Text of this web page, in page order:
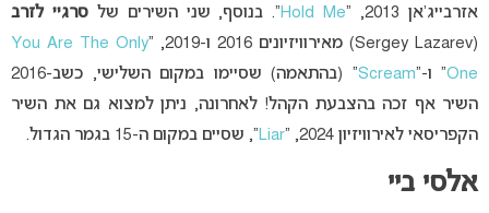
אזרבייג’אן 2013, “
Hold Me“. בנוסף, שני השירים שלסרגיי לזרב
(Sergey Lazarev) מאירוויזיונים 2016 ו-2019, “
You Are The Only
One” ו-“Scream
” (בהתאמה) שסיימו במקום השלישי, כשב-2016
השיר אף זכה בהצבעת הקהל! לאחרונה, ניתן למצוא גם את השיר
הקפריסאי לאירוויזיון 2024, “
Liar“, שסיים במקום ה-15 בגמר הגדול.
אלסי ביי